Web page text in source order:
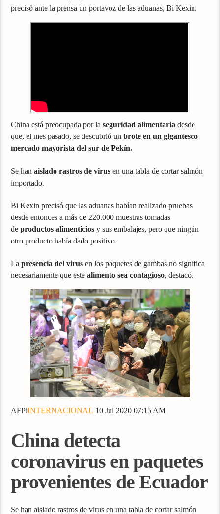
precisó ante la prensa un portavoz de las aduanas, Bi Kexin.
China está preocupada por la seguridad alimentariadesde
que, el mes pasado, se descubrió unbrote en un gigantesco
mercado mayorista del sur de Pekín.
Se hanaislado rastros de virusen una tabla de cortar salmón
importado.
Bi Kexin precisó que las aduanas habían realizado pruebas
desde entonces a más de 220.000 muestras tomadas
deproductos alimenticios y sus embalajes, pero que ningún
otro producto había dado positivo.
Lapresencia del virus en los paquetes de gambas no significa
necesariamente que estealimento sea contagioso, destacó.
AFPiINTERNACIONAL 10 Jul 2020 07:15 AM
China detecta
coronavirus en paquetes
provenientes de Ecuador
Se han aislado rastros de virus en una tabla de cortar salmón